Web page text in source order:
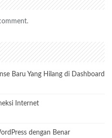
Baru Yang Hilang di Dashboard
Internet
dengan Benar